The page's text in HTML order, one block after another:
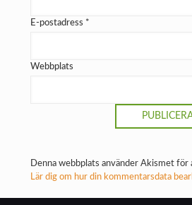
E-postadress *
Webbplats
Denna webbplats använder Akismet
Lär dig om hur din kommentarsdata